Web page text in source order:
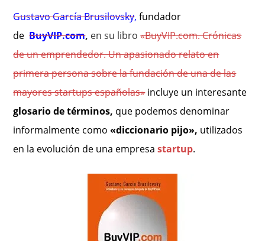
Gustavo García Brusilovsky,fundador
de BuyVIP.com, en su libro«BuyVIP.com. Crónicas
de un emprendedor. Un apasionado relato en
primera persona sobre la fundación de una de las
mayores startups españolas»incluye un interesante
glosario de términos, que podemos denominar
informalmente como «diccionario pijo», utilizados
en la evolución de una empresastartup.